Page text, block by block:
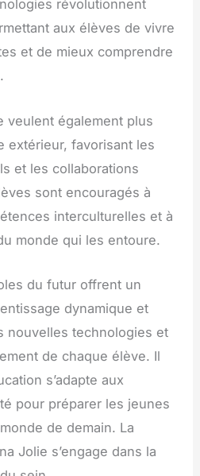
révolutionnent
aux élèves de vivre
et de mieux comprendre
veulent également plus
extérieur, favorisant les
et les collaborations
sont encouragés à
interculturelles et à
monde qui les entoure.
du futur offrent un
dynamique et
nouvelles technologies et
de chaque élève. Il
s’adapte aux
pour préparer les jeunes
de demain. La
Jolie s’engage dans la